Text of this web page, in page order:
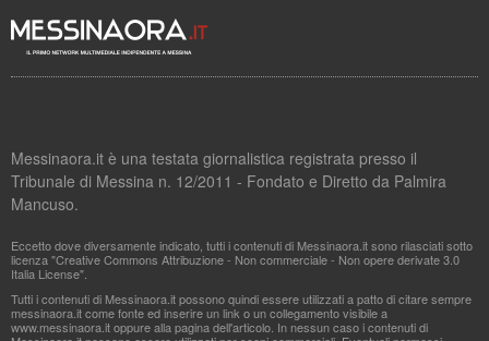
Messinaora.it è una testata giornalistica registrata presso il
Tribunale di Messina n. 12/2011 - Fondato e Diretto da Palmira
Mancuso.
Eccetto dove diversamente indicato, tutti i contenuti di Messinaora.it sono rilasciati sotto
licenza "Creative Commons Attribuzione - Non commerciale - Non opere derivate 3.0
Italia License".
Tutti i contenuti di Messinaora.it possono quindi essere utilizzati a patto di citare sempre
messinaora.it come fonte ed inserire un link o un collegamento visibile a
www.messinaora.it oppure alla pagina dell'articolo. In nessun caso i contenuti di